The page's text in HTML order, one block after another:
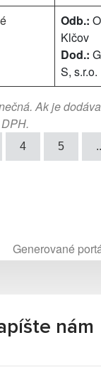
Odb.:
Klčov
Dod.:
S, s.r.o.
Ak je
4 5
Generované
nám